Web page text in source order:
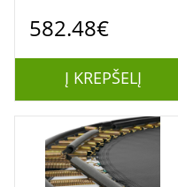
582.48€
Į KREPŠELĮ